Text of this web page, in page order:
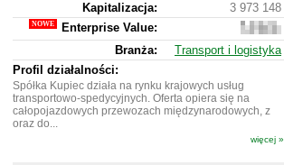
Kapitalizacja:
3 973 148
Enterprise Value:
853
148
Branża:
Transport i logistyka
Profil działalności:
Spółka Kupiec działa na rynku krajowych usług
transportowo-spedycyjnych. Oferta opiera się na
całopojazdowych przewozach międzynarodowych, z
oraz do...
więcej »